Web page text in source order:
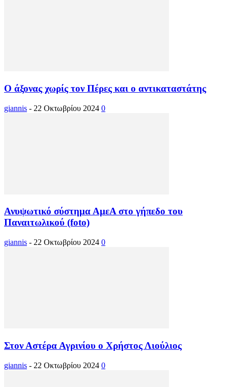
Ο άξονας χωρίς τον Πέρες και ο αντικαταστάτης
giannis - 22 Οκτωβρίου 2024 0
Ανυψωτικό σύστημα ΑμεΑ στο γήπεδο του
Παναιτωλικού (foto)
giannis - 22 Οκτωβρίου 2024 0
Στον Αστέρα Αγρινίου ο Χρήστος Λιούλιος
giannis - 22 Οκτωβρίου 2024 0